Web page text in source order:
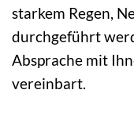
starkem Regen,
durchgeführt
Absprache mit
vereinbart.